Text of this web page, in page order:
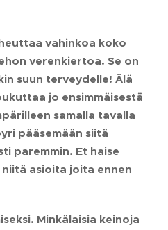
vahinkoa koko
verenkiertoa. Se on
suun terveydelle! Älä
jo ensimmäisestä
samalla tavalla
pääsemään siitä
paremmin. Et haise
asioita joita ennen
Minkälaisia keinoja